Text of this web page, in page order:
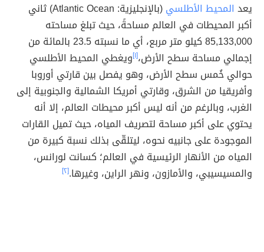
يعد المحيط الأطلسي
(بالإنجليزية: Atlantic Ocean) ثاني
أكبر المحيطات في العالم مساحةً، حيث تبلغ مساحته
85,133,000 كيلو متر مربع، أي ما نسبته 23.5 بالمائة من
إجمالي مساحة سطح الأرض،[١] ويغطي المحيط الأطلسي
حوالي خُمس سطح الأرض، وهو يفصل بين قارتي أوروبا
وأفريقيا من الشرق، وقارتي أمريكا الشمالية والجنوبية إلى
الغرب، وبالرغم من أنه ليس أكبر محيطات العالم، إلا أنه
يحتوي على أكبر مساحة لتصريف المياه، حيث تميل القارات
الموجودة على جانبيه نحوه، ليتلقّى بذلك نسبة كبيرة من
المياه من الأنهار الرئيسية في العالم؛ كسانت لورانس،
والمسيسيبي، والأمازون، ونهر الراين، وغيرها.[٢]